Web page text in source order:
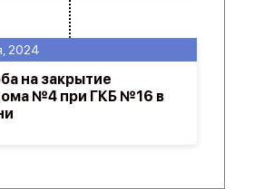
2024
на закрытие
№4 при ГКБ №16 в